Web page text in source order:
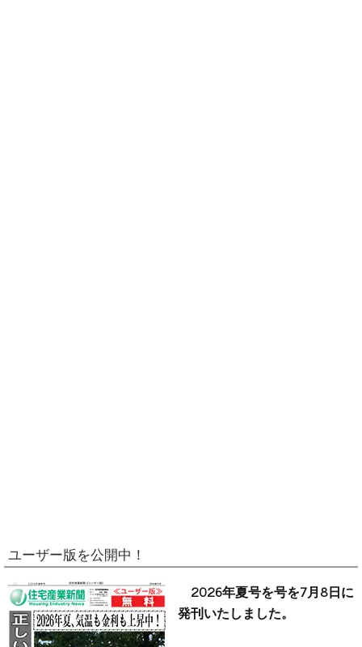
ユーザー版を公開中！
2026年夏号を号を7月8日に
発刊いたしました。